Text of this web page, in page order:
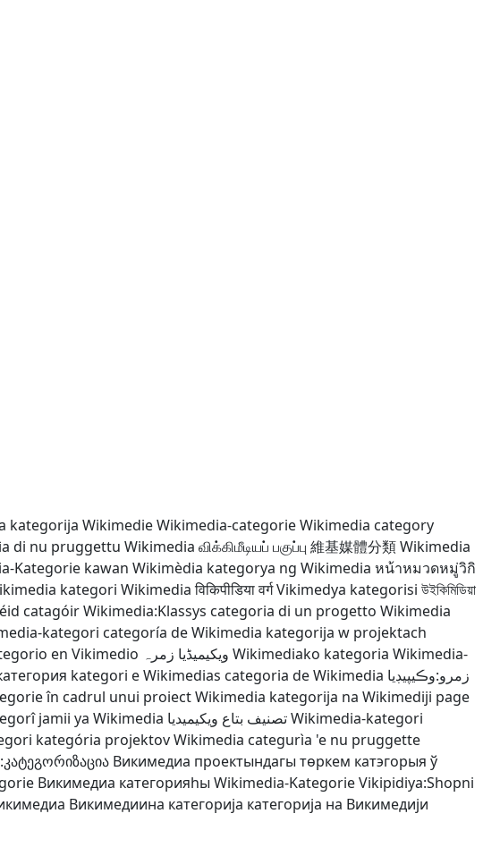
kategorija WikimedieWikimedia-categorieWikimedia category
di nu pruggettu Wikimedia விக்கிமீடியப் பகுப்பு 維基媒體分類Wikimedia
Kategorie kawan Wikimèdia kategorya ng Wikimedia หน้าหมวดหมู่วิกิ
kategori Wikimedia विकिपीडिया वर्गVikimedya kategorisi উইকিমিডিয়া
catagóirWikimedia:Klassys categoria di un progetto Wikimedia
kategori categoría de Wikimedia kategorija w projektach
en Vikimedio ویکیمیڈیا زمرہ Wikimediako kategoria Wikimedia-
kategori e Wikimedias categoria de Wikimedia زمرو:وڪيپيڊيا
în cadrul unui proiect Wikimedia kategorija na Wikimediji page
jamii ya Wikimedia تصنيف بتاع ويكيميدياWikimedia-kategori
kategória projektov Wikimedia categurìa 'e nu pruggette
Викимедиа проектындагы төркем катэгорыя ў
Викимедиа категорияһы Wikimedia-KategorieVikipidiya:Shopni
Викимедиина категорија категорија на Викимедији